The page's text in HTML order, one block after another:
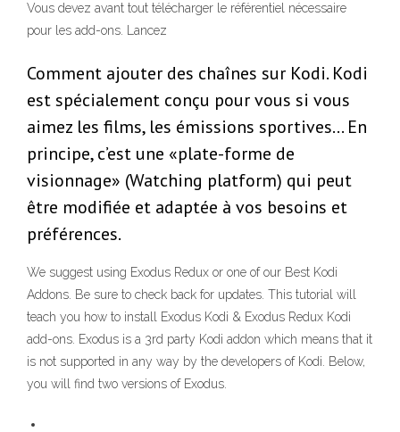
Vous devez avant tout télécharger le référentiel nécessaire
pour les add-ons. Lancez
Comment ajouter des chaînes sur Kodi. Kodi
est spécialement conçu pour vous si vous
aimez les films, les émissions sportives… En
principe, c’est une «plate-forme de
visionnage» (Watching platform) qui peut
être modifiée et adaptée à vos besoins et
préférences.
We suggest using Exodus Redux or one of our Best Kodi
Addons. Be sure to check back for updates. This tutorial will
teach you how to install Exodus Kodi & Exodus Redux Kodi
add-ons. Exodus is a 3rd party Kodi addon which means that it
is not supported in any way by the developers of Kodi. Below,
you will find two versions of Exodus.